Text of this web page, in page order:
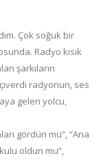
Çok soğuk bir
Radyo kısık
şarkıların
radyonun, ses
gelen yolcu,
gördün mü”, “Ana
oldun mu”,